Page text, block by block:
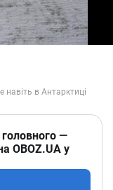
—
OBOZ.UA у